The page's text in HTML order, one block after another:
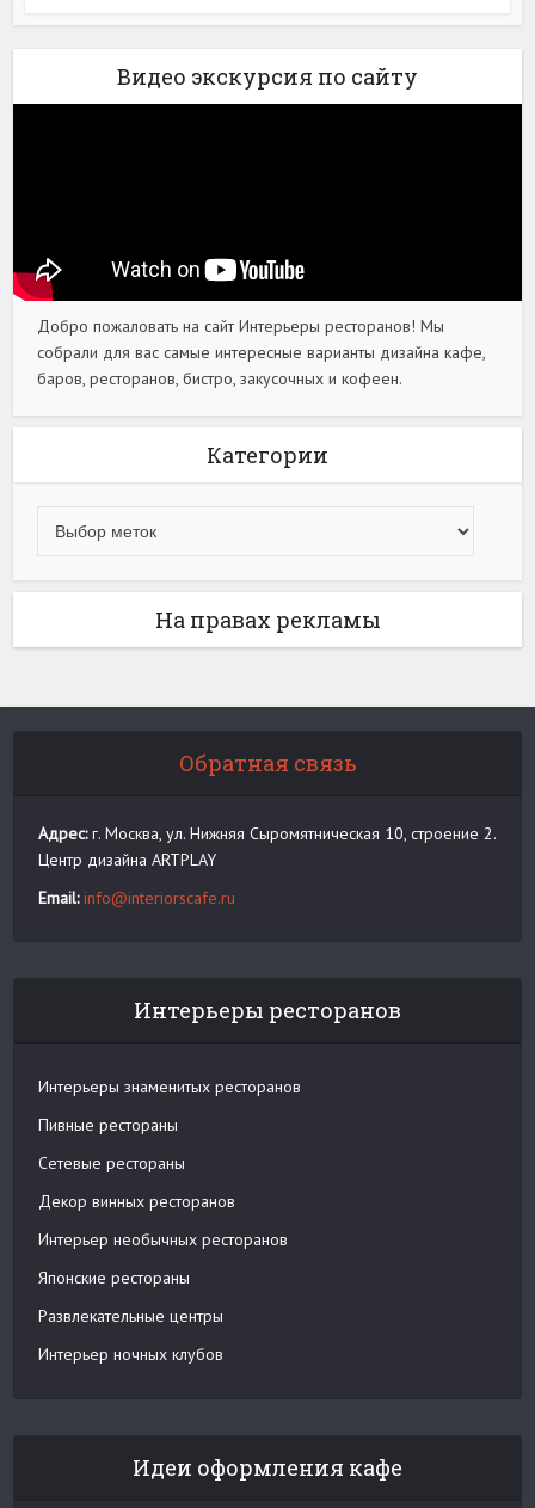
Видео экскурсия по сайту
Добро пожаловать на сайт Интерьеры ресторанов! Мы
собрали для вас самые интересные варианты дизайна кафе,
баров, ресторанов, бистро, закусочных и кофеен.
Категории
На правах рекламы
Обратная связь
Адрес:г. Москва, ул. Нижняя Сыромятническая 10, строение 2.
Центр дизайна ARTPLAY
Email: info@interiorscafe.ru
Интерьеры ресторанов
Интерьеры знаменитых ресторанов
Пивные рестораны
Сетевые рестораны
Декор винных ресторанов
Интерьер необычных ресторанов
Японские рестораны
Развлекательные центры
Интерьер ночных клубов
Идеи оформления кафе